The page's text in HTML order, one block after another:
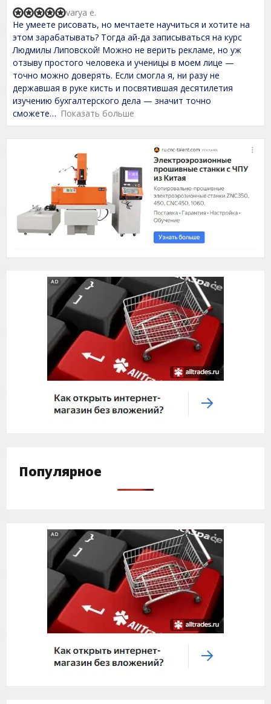
o
f
5
R
a
t
d
5
,
0
o
u
t
5
Не умеете рисовать, но мечтаете научиться и хотите на
этом зарабатывать? Тогда ай-да записываться на курс
Людмилы Липовской! Можно не верить рекламе, но уж
отзыву простого человека и ученицы в моем лице —
точно можно доверять. Если смогла я, ни разу не
державшая в руке кисть и посвятившая десятилетия
изучению бухгалтерского дела — значит точно
сможете
Показать больше
varya e.
Популярное